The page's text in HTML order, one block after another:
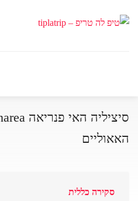
האאוליים
סקירה כללית